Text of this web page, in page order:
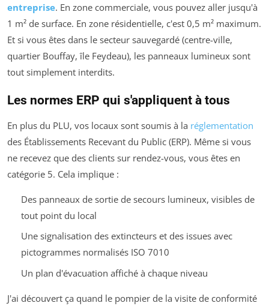
entreprise. En zone commerciale, vous pouvez aller jusqu'à
1 m² de surface. En zone résidentielle, c'est 0,5 m² maximum.
Et si vous êtes dans le secteur sauvegardé (centre-ville,
quartier Bouffay, île Feydeau), les panneaux lumineux sont
tout simplement interdits.
Les normes ERP qui s'appliquent à tous
En plus du PLU, vos locaux sont soumis à la réglementation
des Établissements Recevant du Public (ERP). Même si vous
ne recevez que des clients sur rendez-vous, vous êtes en
catégorie 5. Cela implique :
Des panneaux de sortie de secours lumineux, visibles de
tout point du local
Une signalisation des extincteurs et des issues avec
pictogrammes normalisés ISO 7010
Un plan d'évacuation affiché à chaque niveau
J'ai découvert ça quand le pompier de la visite de conformité